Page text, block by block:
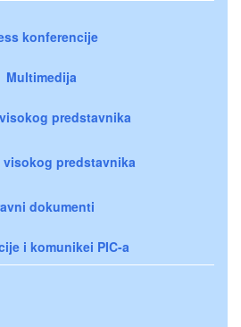
konferencije
Multimedija
predstavnika
visokog predstavnika
dokumenti
i komunikei PIC-a